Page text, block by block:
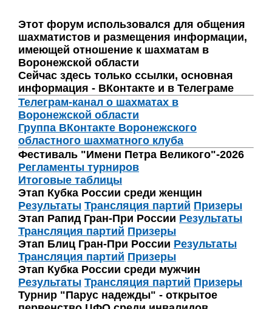
Этот форум использовался для общения
шахматистов и размещения информации,
имеющей отношение к шахматам в
Воронежской области
Сейчас здесь только ссылки, основная
информация - ВКонтакте и в Телеграме
Телеграм-канал о шахматах в
Воронежской области
Группа ВКонтакте Воронежского
областного шахматного клуба
Фестиваль "Имени Петра Великого"-2026
Регламенты турниров
Итоговые таблицы
Этап Кубка России среди женщин
Результаты Трансляция партий Призеры
Этап Рапид Гран-При России Результаты
Трансляция партий Призеры
Этап Блиц Гран-При России Результаты
Трансляция партий Призеры
Этап Кубка России среди мужчин
Результаты Трансляция партий Призеры
Турнир "Парус надежды" - открытое